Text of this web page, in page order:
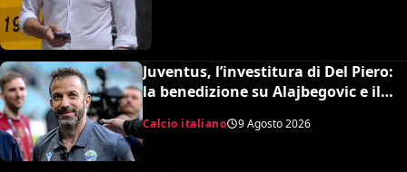
Juventus, l’investitura di Del Piero:
la benedizione su Alajbegovic e il
fattore Spalletti per il ritorno in alto
Calcio italiano 9 Agosto 2026